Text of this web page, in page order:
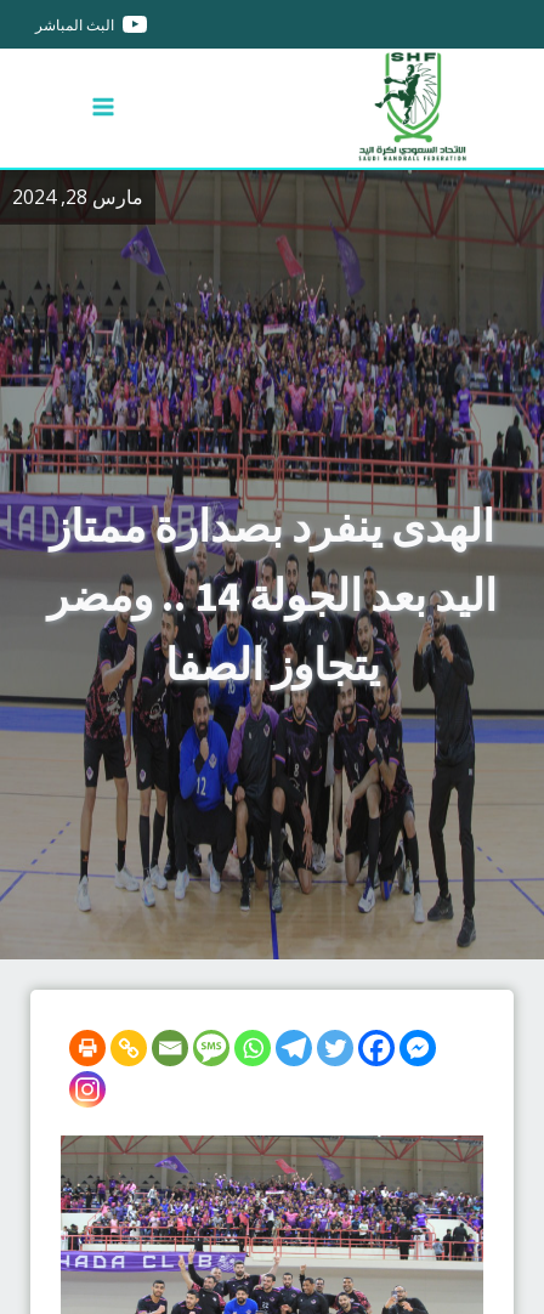
البث المباشر
مارس 28, 2024
الهدى ينفرد بصدارة ممتاز
اليد بعد الجولة 14 .. ومضر
يتجاوز الصفا